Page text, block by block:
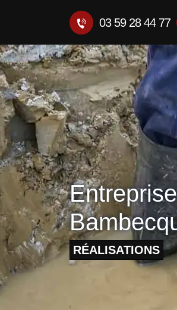
03 59 28 44 77
RÉALISATIONS